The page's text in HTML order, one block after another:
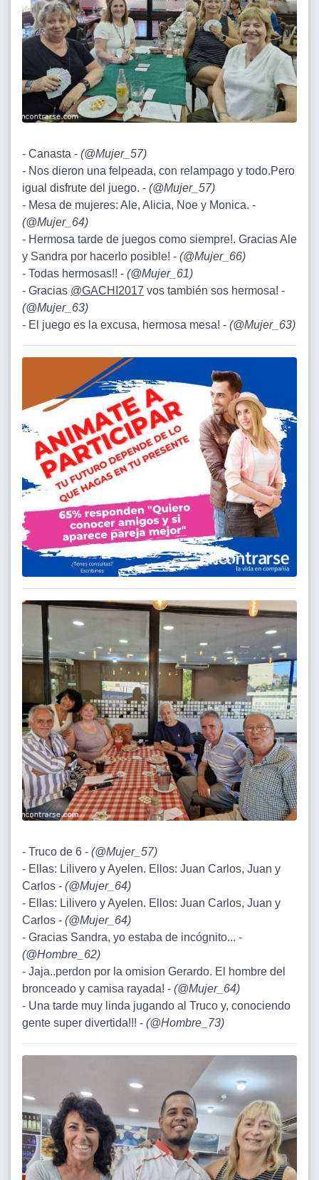
- Canasta - (@Mujer_57)
- Nos dieron una felpeada, con relampago y todo.Pero
igual disfrute del juego. - (@Mujer_57)
- Mesa de mujeres: Ale, Alicia, Noe y Monica. -
(@Mujer_64)
- Hermosa tarde de juegos como siempre!. Gracias Ale
y Sandra por hacerlo posible! - (@Mujer_66)
- Todas hermosas!! - (@Mujer_61)
- Gracias @GACHI2017 vos también sos hermosa! -
(@Mujer_63)
- El juego es la excusa, hermosa mesa! - (@Mujer_63)
- Truco de 6 - (@Mujer_57)
- Ellas: Lilivero y Ayelen. Ellos: Juan Carlos, Juan y
Carlos - (@Mujer_64)
- Ellas: Lilivero y Ayelen. Ellos: Juan Carlos, Juan y
Carlos - (@Mujer_64)
- Gracias Sandra, yo estaba de incógnito... -
(@Hombre_62)
- Jaja..perdon por la omision Gerardo. El hombre del
bronceado y camisa rayada! - (@Mujer_64)
- Una tarde muy linda jugando al Truco y, conociendo
gente super divertida!!! - (@Hombre_73)